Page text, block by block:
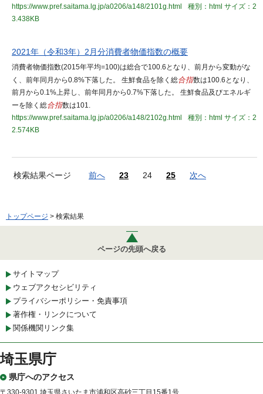
https://www.pref.saitama.lg.jp/a0206/a148/2101g.html
種別：html サイズ：2
3.438KB
2021年（令和3年）2月分消費者物価指数の概要
消費者物価指数(2015年平均=100)は総合で100.6となり、前月から変動がな
く、前年同月から0.8%下落した。 生鮮食品を除く総合指数は100.6となり、
前月から0.1%上昇し、前年同月から0.7%下落した。 生鮮食品及びエネルギ
ーを除く総合指数は101.
https://www.pref.saitama.lg.jp/a0206/a148/2102g.html
種別：html サイズ：2
2.574KB
検索結果ページ 前へ 23 24 25 次へ
トップページ > 検索結果
ページの先頭へ戻る
サイトマップ
ウェブアクセシビリティ
プライバシーポリシー・免責事項
著作権・リンクについて
関係機関リンク集
埼玉県庁
県庁へのアクセス
〒330-9301 埼玉県さいたま市浦和区高砂三丁目15番1号